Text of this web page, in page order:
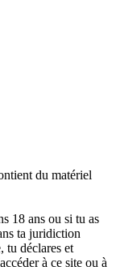
du matériel
18 ans ou si tu as
ta juridiction
tu déclares et
à ce site ou à